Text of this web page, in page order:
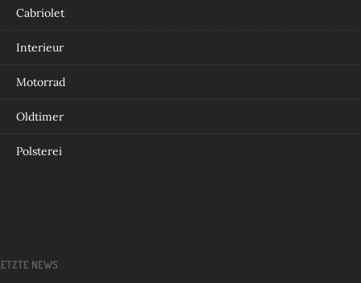
Cabriolet
Interieur
Motorrad
Oldtimer
Polsterei
NEWS